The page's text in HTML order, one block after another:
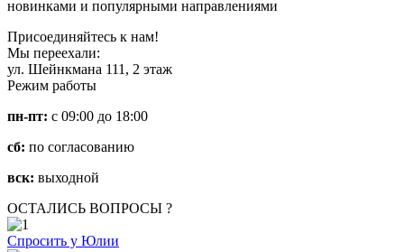
новинками и популярными направлениями
Присоединяйтесь к нам!
Мы переехали:
ул. Шейнкмана 111, 2 этаж
Режим работы
пн-пт: с 09:00 до 18:00
сб: по согласованию
вск: выходной
ОСТАЛИСЬ ВОПРОСЫ ?
Спросить у Юлии